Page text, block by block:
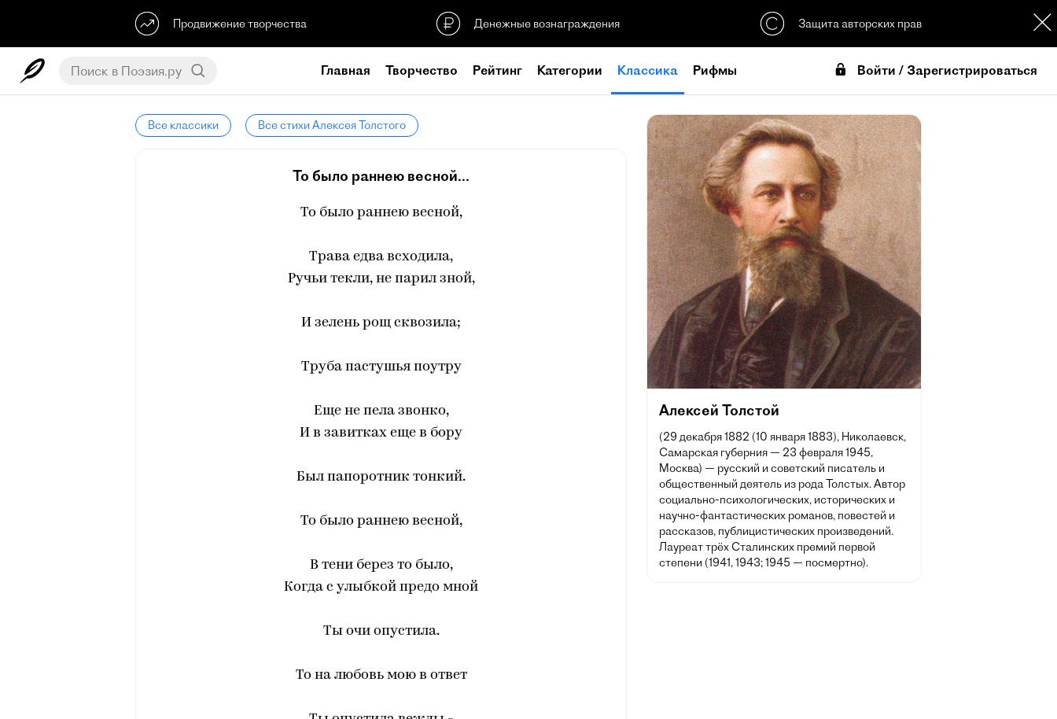
Продвижение творчества Денежные вознаграждения Защита авторских прав
Главная Творчество Рейтинг Категории Классика Рифмы Войти / Зарегистрироваться
Все классики Все стихи Алексея Толстого
То было раннею весной...
То было раннею весной,
Трава едва всходила,
Ручьи текли, не парил зной,
И зелень рощ сквозила;
Труба пастушья поутру
Еще не пела звонко,
И в завитках еще в бору
Был папоротник тонкий.
То было раннею весной,
В тени берез то было,
Когда с улыбкой предо мной
Ты очи опустила.
То на любовь мою в ответ
Алексей Толстой
(29 декабря 1882 (10 января 1883), Николаевск,
Самарская губерния — 23 февраля 1945,
Москва) — русский и советский писатель и
общественный деятель из рода Толстых. Автор
социально-психологических, исторических и
научно-фантастических романов, повестей и
рассказов, публицистических произведений.
Лауреат трёх Сталинских премий первой
степени (1941, 1943; 1945 — посмертно).